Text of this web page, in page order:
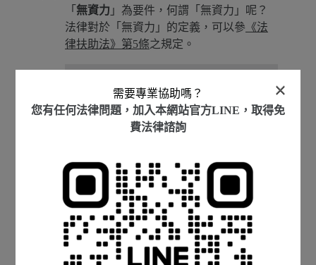
「 無資力 」為要件，何謂「無資力」呢？
法律對於「無資力」的定義，可以參 《法
律扶助法》第5條之規定。
本法所稱無資力者，係指下列情形之一：
一、符合社會救助法規定之低收入戶、中
一項之特殊境遇家庭
。
三、其可處分之資產及每月可處分之收入
低於一定標準。
《特殊境遇家庭扶助條例》第4條第1項：
本條例所稱特殊境遇家庭，指申請人其家
需要專業協助嗎？
您有任何法律問題，加入本網站官方LINE，取得免
費法律諮詢
×